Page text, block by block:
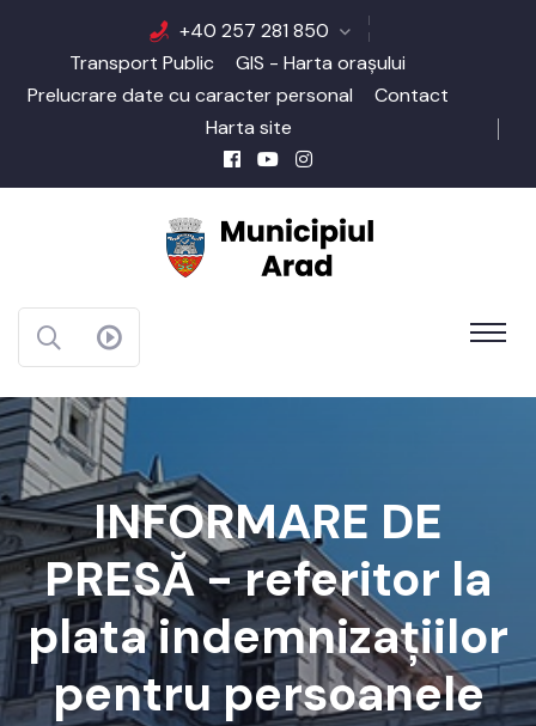
+40 257 281 850
Transport Public
GIS - Harta orașului
Prelucrare date cu caracter personal
Contact
Harta site
INFORMARE DE
PRESĂ - referitor la
plata indemnizațiilor
pentru persoanele